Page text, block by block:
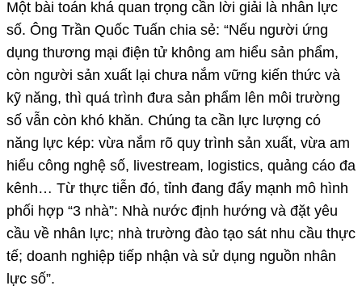
Một bài toán khá quan trọng cần lời giải là nhân lực
số. Ông Trần Quốc Tuấn chia sẻ: “Nếu người ứng
dụng thương mại điện tử không am hiểu sản phẩm,
còn người sản xuất lại chưa nắm vững kiến thức và
kỹ năng, thì quá trình đưa sản phẩm lên môi trường
số vẫn còn khó khăn. Chúng ta cần lực lượng có
năng lực kép: vừa nắm rõ quy trình sản xuất, vừa am
hiểu công nghệ số, livestream, logistics, quảng cáo đa
kênh… Từ thực tiễn đó, tỉnh đang đẩy mạnh mô hình
phối hợp “3 nhà”: Nhà nước định hướng và đặt yêu
cầu về nhân lực; nhà trường đào tạo sát nhu cầu thực
tế; doanh nghiệp tiếp nhận và sử dụng nguồn nhân
lực số”.